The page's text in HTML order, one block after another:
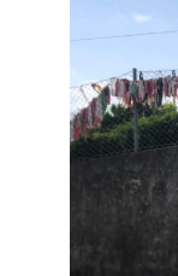
público!